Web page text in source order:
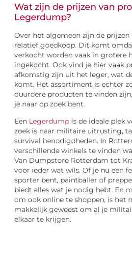
Wat zijn de prijzen van
Legerdump?
Over het algemeen zijn de
relatief goedkoop. Dit komt
verkocht worden vaak in grotere
ingekocht. Ook vind je hier vaak
afkomstig zijn uit het leger, wat
komt. Het assortiment is echter
duurdere producten te vinden
je naar op zoek bent.
Een Legerdump is de ideale plek
zoek is naar militaire uitrusting,
survival benodigdheden. In
verschillende winkels te vinden
Van Dumpstore Rotterdam tot
voor ieder wat wils. Of je nu een
sporter bent, paintballer of
biedt alles wat je nodig hebt. En
om ook online te shoppen, is het
makkelijk geweest om al je
elkaar te krijgen.